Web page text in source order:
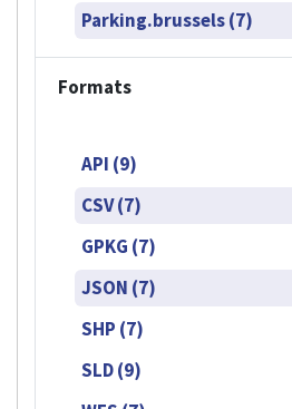
Parking.brussels (7)
Formats
API (9)
CSV (7)
GPKG (7)
JSON (7)
SHP (7)
SLD (9)